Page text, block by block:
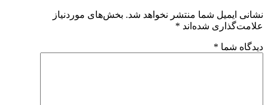
نشانی ایمیل شما منتشر نخواهد شد. بخش‌های موردنیاز
علامت‌گذاری شده‌اند *
دیدگاه شما *